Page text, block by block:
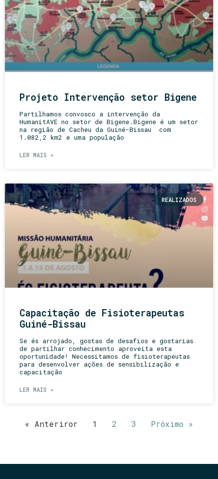
Projeto Intervenção setor Bigene
Partilhamos convosco a intervenção da
HumanitAVE no setor de Bigene.Bigene é um setor
na região de Cacheu da Guiné-Bissau com
1.082,2 km2 e uma população
LER MAIS »
REALIZADOS
Capacitação de Fisioterapeutas
Guiné-Bissau
Se és arrojado, gostas de desafios e gostarias
de partilhar conhecimento aproveita esta
oportunidade! Necessitamos de fisioterapeutas
para desenvolver ações de sensibilização e
capacitação
LER MAIS »
« Anteriror 1 2 3 Próximo »